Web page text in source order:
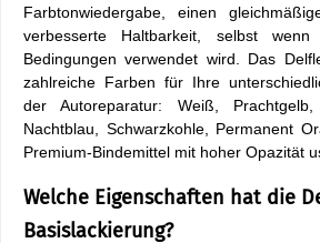
Farbtonwiedergabe, einen
verbesserte Haltbarkeit, selbst
Bedingungen verwendet wird. Das
zahlreiche Farben für Ihre
der Autoreparatur: Weiß, Prachtgelb,
Nachtblau, Schwarzkohle, Permanent
Premium-Bindemittel mit hoher Opazität
Welche Eigenschaften hat die
Basislackierung?